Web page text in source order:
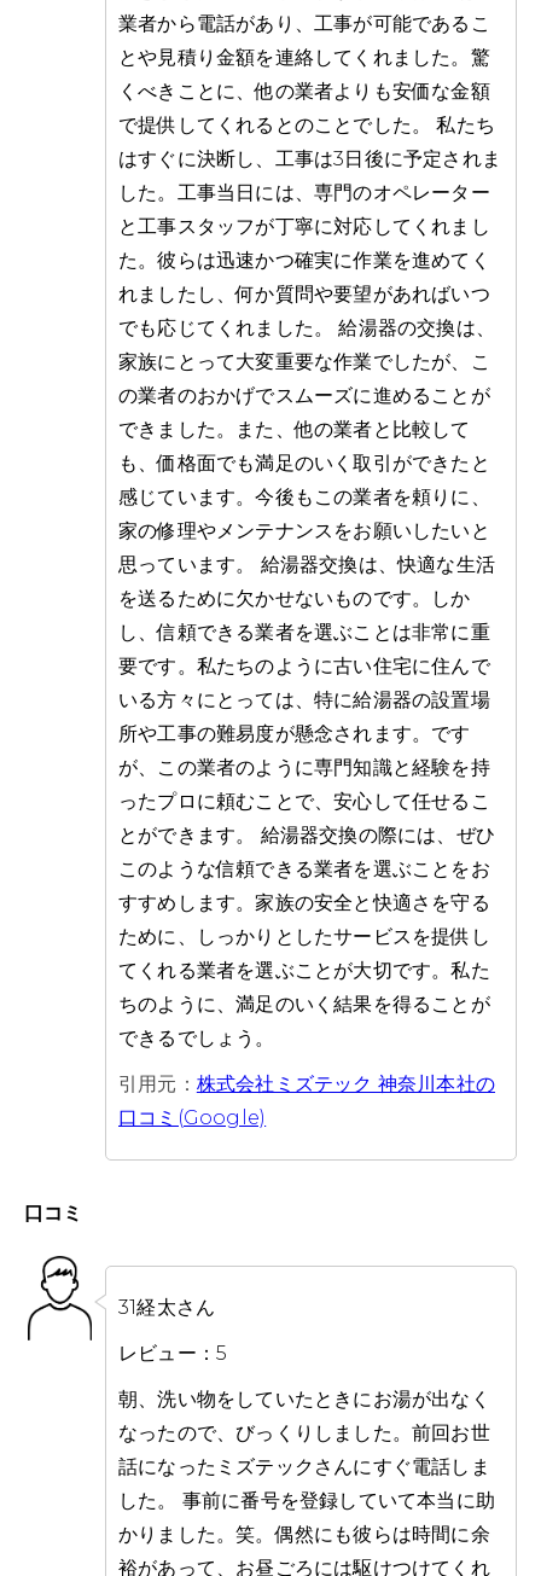
業者から電話があり、工事が可能であるこ
とや見積り金額を連絡してくれました。驚
くべきことに、他の業者よりも安価な金額
で提供してくれるとのことでした。 私たち
はすぐに決断し、工事は3日後に予定されま
した。工事当日には、専門のオペレーター
と工事スタッフが丁寧に対応してくれまし
た。彼らは迅速かつ確実に作業を進めてく
れましたし、何か質問や要望があればいつ
でも応じてくれました。 給湯器の交換は、
家族にとって大変重要な作業でしたが、こ
の業者のおかげでスムーズに進めることが
できました。また、他の業者と比較して
も、価格面でも満足のいく取引ができたと
感じています。今後もこの業者を頼りに、
家の修理やメンテナンスをお願いしたいと
思っています。 給湯器交換は、快適な生活
を送るために欠かせないものです。しか
し、信頼できる業者を選ぶことは非常に重
要です。私たちのように古い住宅に住んで
いる方々にとっては、特に給湯器の設置場
所や工事の難易度が懸念されます。です
が、この業者のように専門知識と経験を持
ったプロに頼むことで、安心して任せるこ
とができます。 給湯器交換の際には、ぜひ
このような信頼できる業者を選ぶことをお
すすめします。家族の安全と快適さを守る
ために、しっかりとしたサービスを提供し
てくれる業者を選ぶことが大切です。私た
ちのように、満足のいく結果を得ることが
できるでしょう。
引用元： 株式会社ミズテック 神奈川本社の
口コミ(Google)
口コミ
31経太さん
レビュー：5
朝、洗い物をしていたときにお湯が出なく
なったので、びっくりしました。前回お世
話になったミズテックさんにすぐ電話しま
した。 事前に番号を登録していて本当に助
かりました。笑。偶然にも彼らは時間に余
裕があって、お昼ごろには駆けつけてくれ